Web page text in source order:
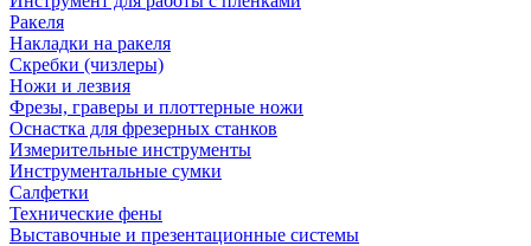
Ракеля
Накладки на ракеля
Скребки (чизлеры)
Ножи и лезвия
Фрезы, граверы и плоттерные ножи
Оснастка для фрезерных станков
Измерительные инструменты
Инструментальные сумки
Салфетки
Технические фены
Выставочные и презентационные системы